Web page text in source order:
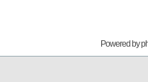
Powered by